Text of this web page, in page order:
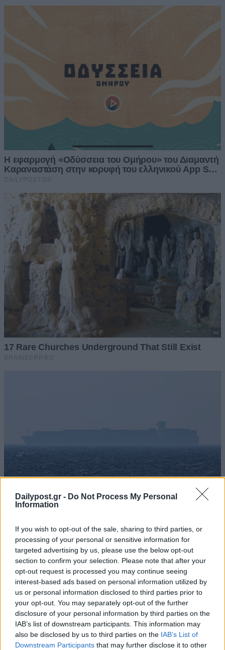
Dailypost.gr - Do Not Process My Personal
Information
If you wish to opt-out of the sale, sharing to third parties, or
processing of your personal or sensitive information for
targeted advertising by us, please use the below opt-out
section to confirm your selection. Please note that after your
opt-out request is processed you may continue seeing
interest-based ads based on personal information utilized by
us or personal information disclosed to third parties prior to
your opt-out. You may separately opt-out of the further
disclosure of your personal information by third parties on the
IAB’s list of downstream participants. This information may
also be disclosed by us to third parties on the IAB’s List of
Downstream Participants that may further disclose it to other